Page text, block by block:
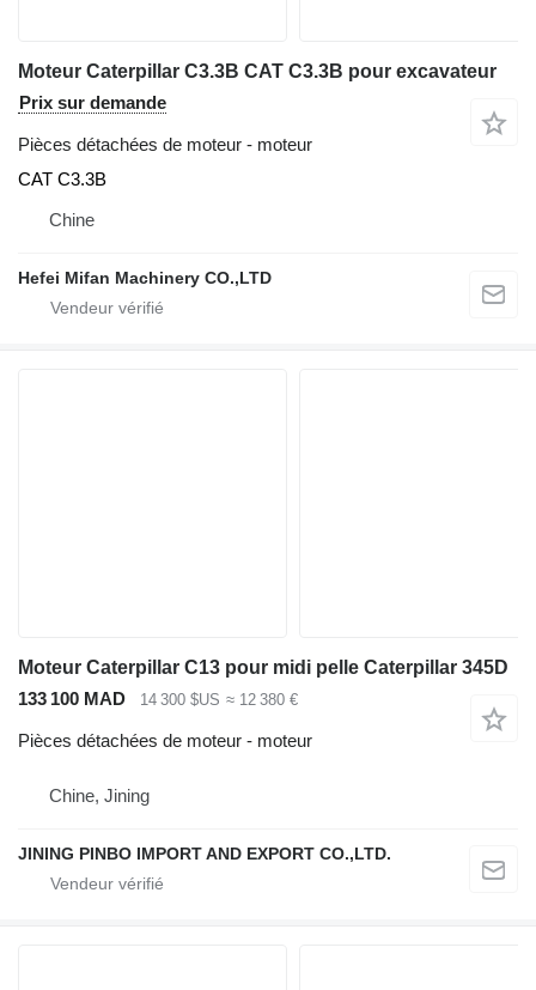
Moteur Caterpillar C3.3B CAT C3.3B pour excavateur
Prix sur demande
Pièces détachées de moteur - moteur
CAT C3.3B
Chine
Hefei Mifan Machinery CO.,LTD
Moteur Caterpillar C13 pour midi pelle Caterpillar 345D
133 100 MAD
14 300 $US ≈ 12 380 €
Pièces détachées de moteur - moteur
Chine, Jining
JINING PINBO IMPORT AND EXPORT CO.,LTD.